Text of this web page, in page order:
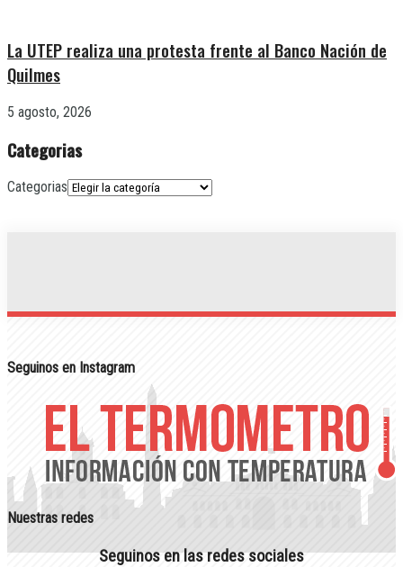
La UTEP realiza una protesta frente al Banco Nación de
Quilmes
5 agosto, 2026
Categorias
Categorias
Seguinos en Instagram
Nuestras redes
Seguinos en las redes sociales